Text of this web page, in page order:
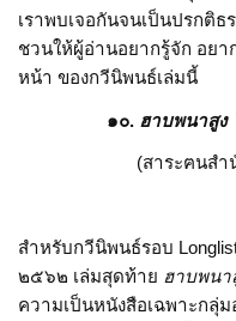
เราพบเจอกันจนเป็นปรกติ
ชวนให้ผู้อ่านอยากรู้จัก อย
หน้า ของกวีนิพนธ์เล่มนี้
๑๐. ฮาบพนาสูง
(สาระฅนส
สำหรับกวีนิพนธ์รอบ
๒๕๖๒ เล่มสุดท้าย ฮาบพนา
ความเป็นหนังสือเฉพาะกลุ่